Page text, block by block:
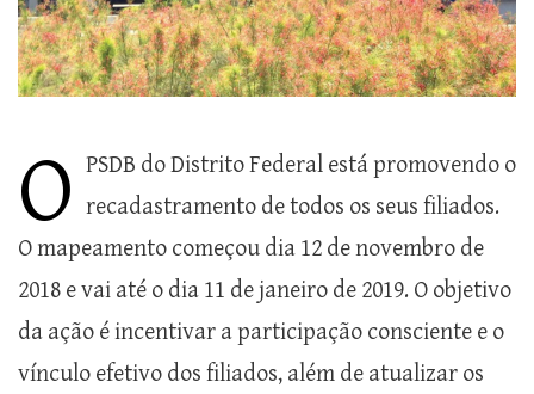
O PSDB do Distrito Federal está promovendo o
recadastramento de todos os seus filiados.
O mapeamento começou dia 12 de novembro de
2018 e vai até o dia 11 de janeiro de 2019. O objetivo
da ação é incentivar a participação consciente e o
vínculo efetivo dos filiados, além de atualizar os